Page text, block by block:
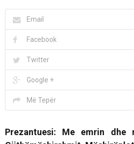
Email
Facebook
Twitter
Google +
Më Tepër
Prezantuesi: Me emrin dhe